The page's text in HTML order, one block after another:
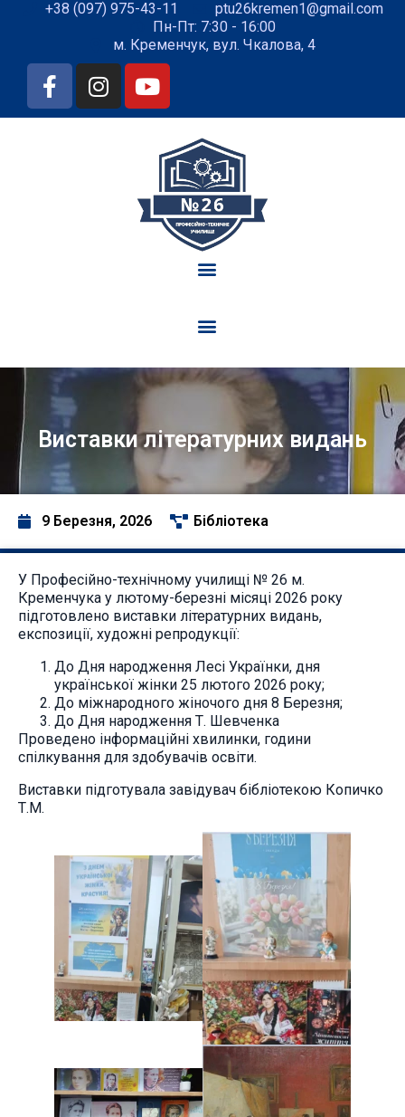
+38 (097) 975-43-11
ptu26kremen1@gmail.com
Пн-Пт: 7:30 - 16:00
м. Кременчук, вул. Чкалова, 4
Виставки літературних видань
9 Березня, 2026 Бібліотека
У Професійно-технічному училищі № 26 м.
Кременчука у лютому-березні місяці 2026 року
підготовлено виставки літературних видань,
експозиції, художні репродукції:
До Дня народження Лесі Українки, дня
української жінки 25 лютого 2026 року;
До міжнародного жіночого дня 8 Березня;
До Дня народження Т. Шевченка
Проведено інформаційні хвилинки, години
спілкування для здобувачів освіти.
Виставки підготувала завідувач бібліотекою Копичко
Т.М.